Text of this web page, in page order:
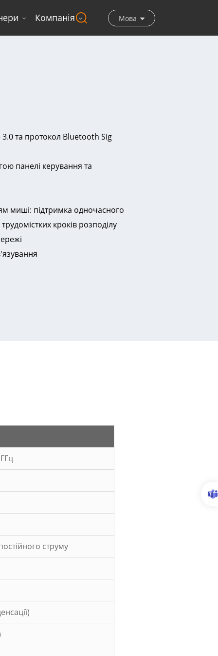
Компанія Мова
та протокол Bluetooth Sig
панелі керування та
миші: підтримка одночасного
кроків розподілу
струму